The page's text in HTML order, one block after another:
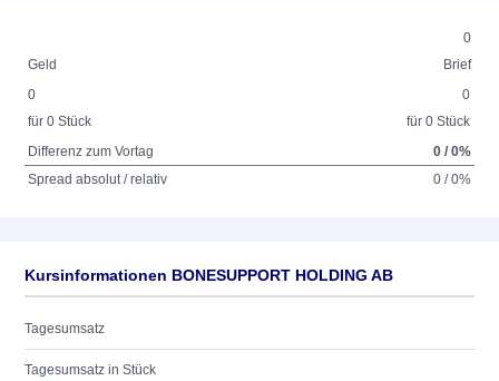
0
Geld
Brief
0
für 0 Stück
0
für 0 Stück
Differenz zum Vortag
0 / 0%
Spread absolut / relativ
0 / 0%
Kursinformationen BONESUPPORT HOLDING AB
Tagesumsatz
Tagesumsatz in Stück